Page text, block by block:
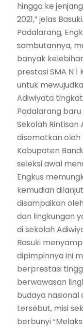
hingga ke
2021,” jelas
Padalarang,
sambutannya,
banyak
prestasi SMA N
untuk
Adiwiyata tingkat
Padalarang
Sekolah Rintisan
disematkan oleh
Kabupaten
seleksi awal
Engkus
kemudian
disampaikan
dan lingkungan
di sekolah
Basuki
dipimpinnya ini
berprestasi
berwawasan
budaya nasional
tersebut, misi
berbunyi